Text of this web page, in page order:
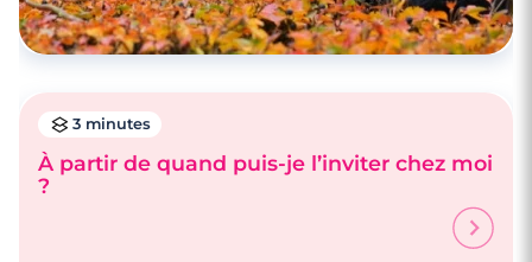
3 minutes
À partir de quand puis-je l’inviter chez moi
?